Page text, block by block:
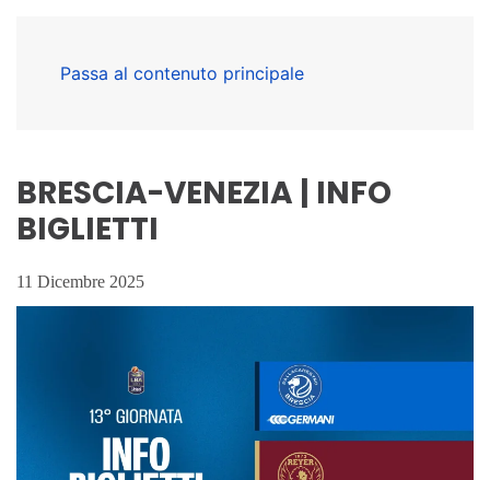
Passa al contenuto principale
BRESCIA-VENEZIA | INFO
BIGLIETTI
11 Dicembre 2025